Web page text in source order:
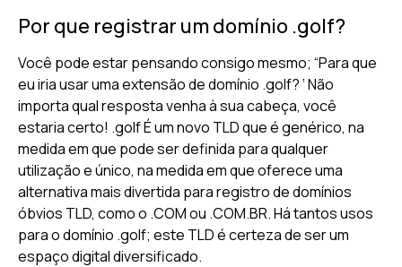
Por que registrar um domínio .golf?
Você pode estar pensando consigo mesmo; “Para que
eu iria usar uma extensão de domínio .golf? ‘ Não
importa qual resposta venha à sua cabeça, você
estaria certo! .golf É um novo TLD que é genérico, na
medida em que pode ser definida para qualquer
utilização e único, na medida em que oferece uma
alternativa mais divertida para registro de domínios
óbvios TLD, como o .COM ou .COM.BR. Há tantos usos
para o domínio .golf; este TLD é certeza de ser um
espaço digital diversificado.